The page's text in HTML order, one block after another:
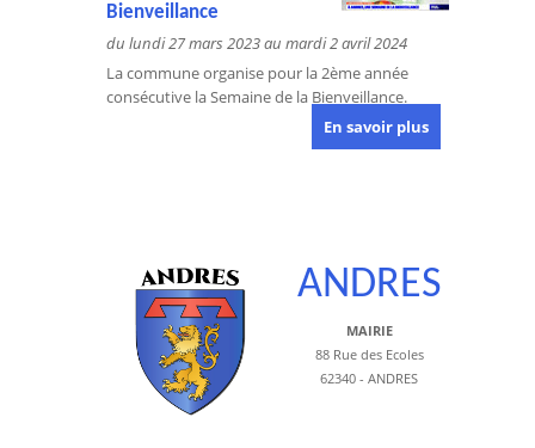
Bienveillance
du lundi 27 mars 2023 au mardi 2 avril 2024
La commune organise pour la 2ème année
consécutive la Semaine de la Bienveillance.
En savoir plus
ANDRES
MAIRIE
88 Rue des Ecoles
62340 - ANDRES